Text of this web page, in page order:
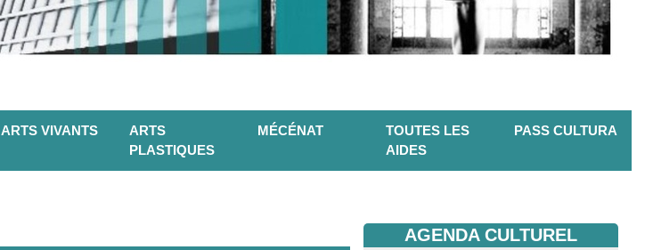
ARTS VIVANTS
ARTS
PLASTIQUES
MÉCÉNAT
TOUTES LES
AIDES
PASS CULTURA
AGENDA CULTUREL